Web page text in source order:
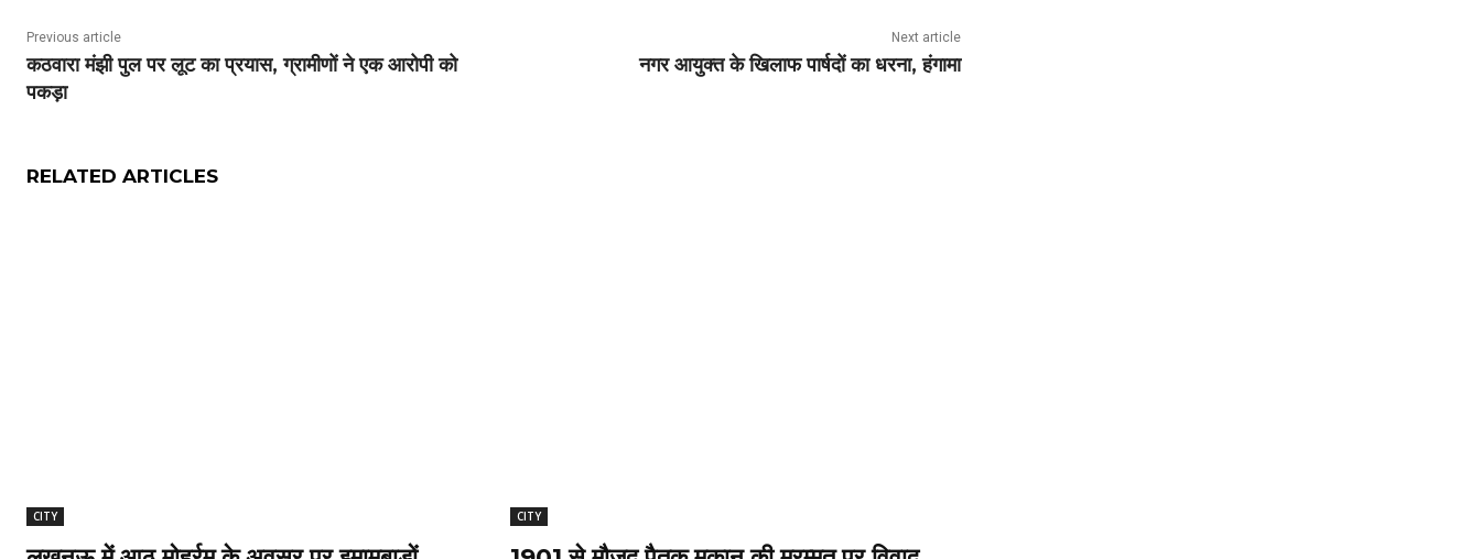
Previous article
कठवारा मंझी पुल पर लूट का प्रयास, ग्रामीणों ने एक आरोपी को
पकड़ा
Next article
नगर आयुक्त के खिलाफ पार्षदों का धरना, हंगामा
RELATED ARTICLES
CITY CITY